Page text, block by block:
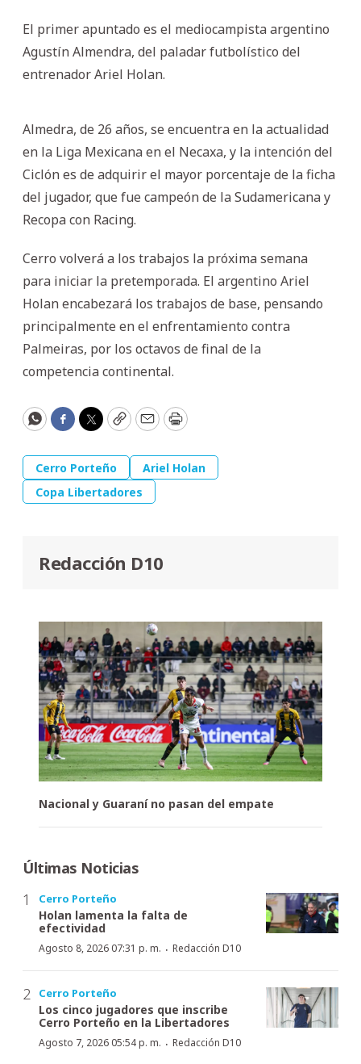
El primer apuntado es el mediocampista argentino
Agustín Almendra, del paladar futbolístico del
entrenador Ariel Holan.
Almedra, de 26 años, se encuentra en la actualidad
en la Liga Mexicana en el Necaxa, y la intención del
Ciclón es de adquirir el mayor porcentaje de la ficha
del jugador, que fue campeón de la Sudamericana y
Recopa con Racing.
Cerro volverá a los trabajos la próxima semana
para iniciar la pretemporada. El argentino Ariel
Holan encabezará los trabajos de base, pensando
principalmente en el enfrentamiento contra
Palmeiras, por los octavos de final de la
competencia continental.
WhatsApp
Facebook
Twitter
CopyEmailPrint
Cerro Porteño
Ariel Holan
Copa Libertadores
Redacción D10
Nacional y Guaraní no pasan del empate
Últimas Noticias
Cerro Porteño
Holan lamenta la falta de
efectividad
Agosto 8, 2026 07:31 p. m. · Redacción D10
Cerro Porteño
Los cinco jugadores que inscribe
Cerro Porteño en la Libertadores
Agosto 7, 2026 05:54 p. m. · Redacción D10